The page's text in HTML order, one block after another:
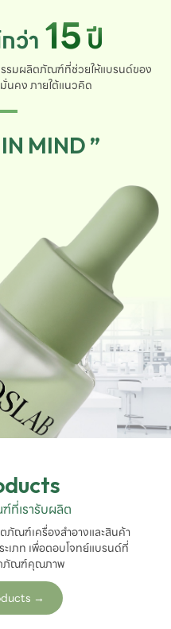
ว่า 15ปี
มผลิตภัณฑ์ที่ช่วยให้แบรนด์ของ
นคง ภายใต้แนวคิด
MIND ”
เรารับผลิต
ณฑ์เครื่องสำอางและสินค้า
เภท เพื่อตอบโจทย์แบรนด์ที่
ภัณฑ์คุณภาพ
→